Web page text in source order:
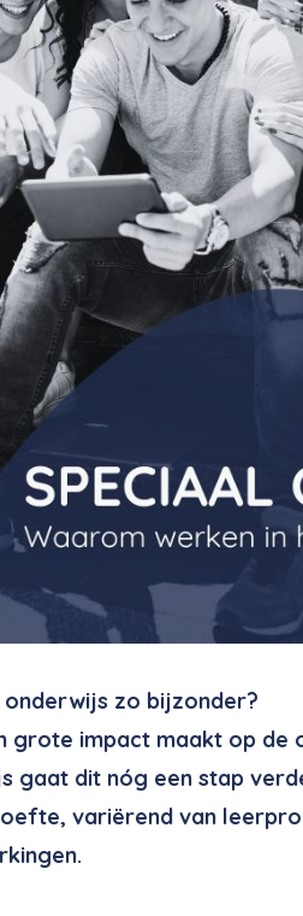
zo bijzonder?
grote impact maakt op de
gaat dit nóg een stap
variërend van